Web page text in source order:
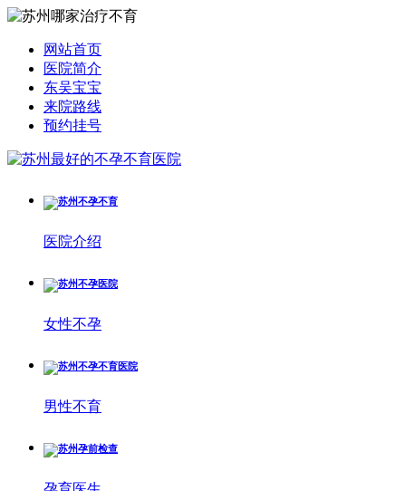
网站首页
医院简介
东吴宝宝
来院路线
预约挂号
医院介绍
女性不孕
男性不育